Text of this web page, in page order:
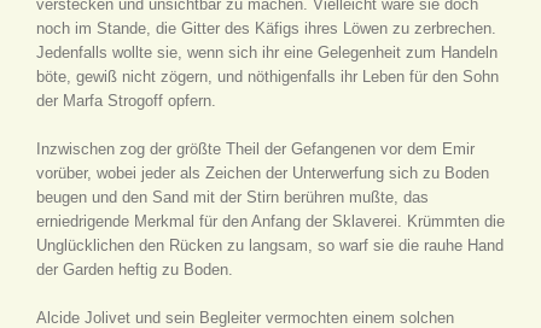
verstecken und unsichtbar zu machen. Vielleicht wäre sie doch
noch im Stande, die Gitter des Käfigs ihres Löwen zu zerbrechen.
Jedenfalls wollte sie, wenn sich ihr eine Gelegenheit zum Handeln
böte, gewiß nicht zögern, und nöthigenfalls ihr Leben für den Sohn
der Marfa Strogoff opfern.
Inzwischen zog der größte Theil der Gefangenen vor dem Emir
vorüber, wobei jeder als Zeichen der Unterwerfung sich zu Boden
beugen und den Sand mit der Stirn berühren mußte, das
erniedrigende Merkmal für den Anfang der Sklaverei. Krümmten die
Unglücklichen den Rücken zu langsam, so warf sie die rauhe Hand
der Garden heftig zu Boden.
Alcide Jolivet und sein Begleiter vermochten einem solchen